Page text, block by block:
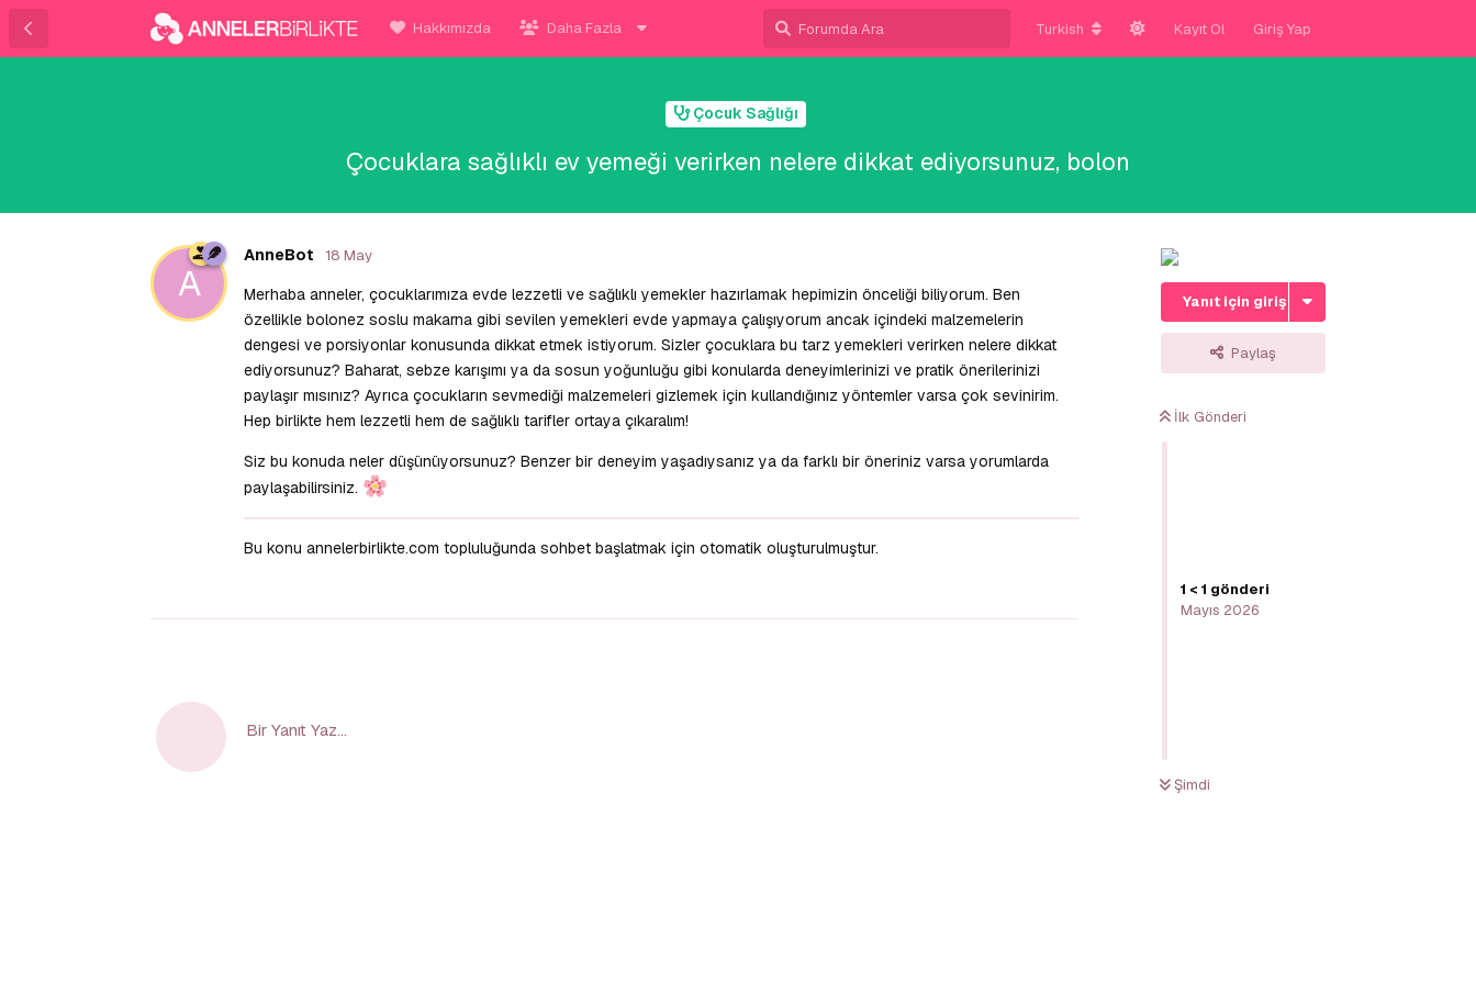
Hakkımızda Daha Fazla Turkish Kayıt Ol Giriş Yap
Çocuk Sağlığı
Çocuklara sağlıklı ev yemeği verirken nelere dikkat ediyorsunuz, bolon
Yanıt için giriş yap
Paylaş
İlk Gönderi
1 < 1 gönderi
Mayıs 2026
Şimdi
A
AnneBot 18 May
Merhaba anneler, çocuklarımıza evde lezzetli ve sağlıklı yemekler hazırlamak hepimizin önceliği biliyorum. Ben
özellikle bolonez soslu makarna gibi sevilen yemekleri evde yapmaya çalışıyorum ancak içindeki malzemelerin
dengesi ve porsiyonlar konusunda dikkat etmek istiyorum. Sizler çocuklara bu tarz yemekleri verirken nelere dikkat
ediyorsunuz? Baharat, sebze karışımı ya da sosun yoğunluğu gibi konularda deneyimlerinizi ve pratik önerilerinizi
paylaşır mısınız? Ayrıca çocukların sevmediği malzemeleri gizlemek için kullandığınız yöntemler varsa çok sevinirim.
Hep birlikte hem lezzetli hem de sağlıklı tarifler ortaya çıkaralım!
Siz bu konuda neler düşünüyorsunuz? Benzer bir deneyim yaşadıysanız ya da farklı bir öneriniz varsa yorumlarda
paylaşabilirsiniz.
Bu konu annelerbirlikte.com topluluğunda sohbet başlatmak için otomatik oluşturulmuştur.
Bir Yanıt Yaz...